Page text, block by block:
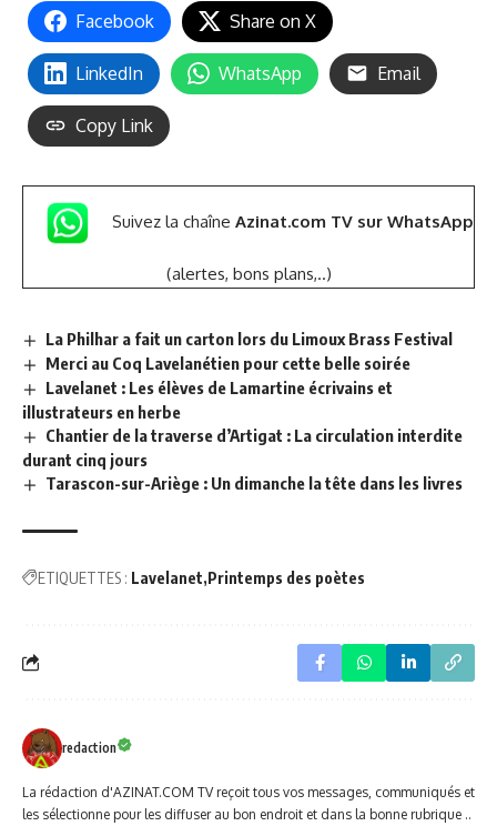
Facebook Share on X
LinkedIn WhatsApp Email
Copy Link
Suivez la chaîne Azinat.com TV sur WhatsApp
(alertes, bons plans,..)
La Philhar a fait un carton lors du Limoux Brass Festival
Merci au Coq Lavelanétien pour cette belle soirée
Lavelanet : Les élèves de Lamartine écrivains et
illustrateurs en herbe
Chantier de la traverse d’Artigat : La circulation interdite
durant cinq jours
Tarascon-sur-Ariège : Un dimanche la tête dans les livres
ETIQUETTES : Lavelanet Printemps des poètes
redaction
La rédaction d'AZINAT.COM TV reçoit tous vos messages, communiqués et
les sélectionne pour les diffuser au bon endroit et dans la bonne rubrique ..